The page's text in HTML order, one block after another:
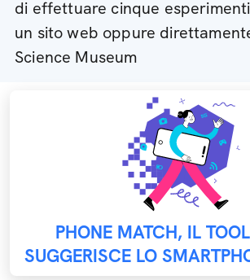
di effettuare cinque
un sito web oppure
Science Museum
PHONE MATCH, IL
SUGGERISCE LO